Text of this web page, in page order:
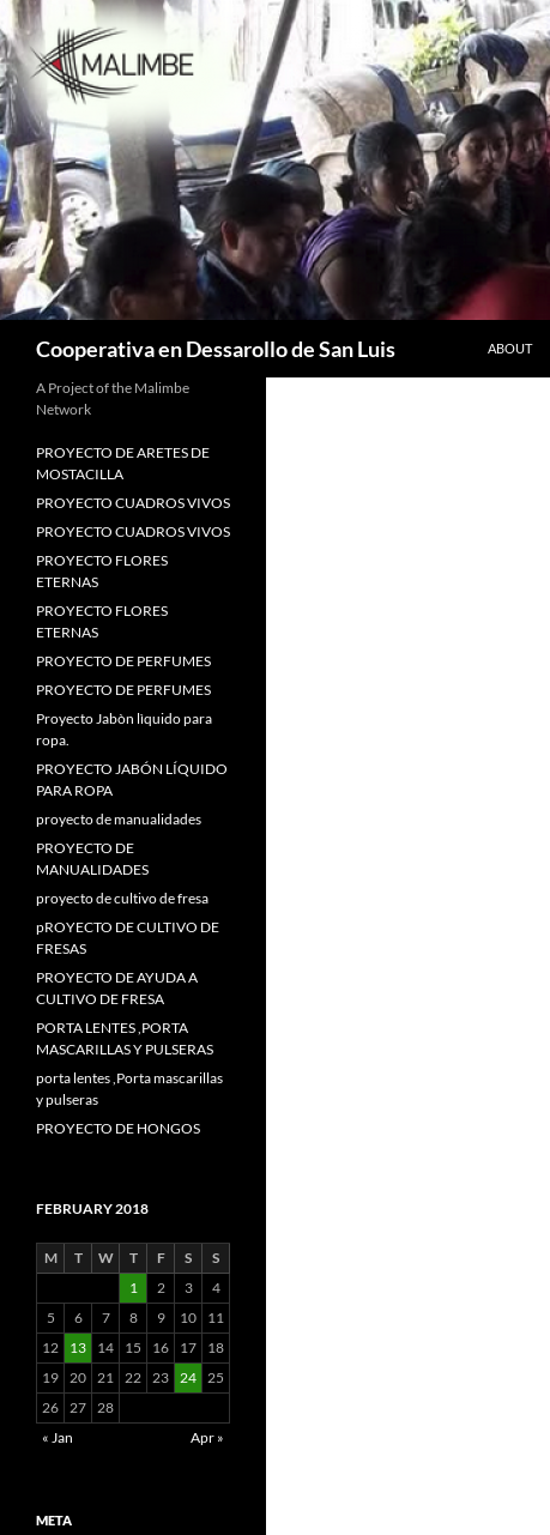
Skip
to
content
Cooperativa en Dessarollo de San Luis ABOUT
A Project of the Malimbe
Network
PROYECTO DE ARETES DE
MOSTACILLA
PROYECTO CUADROS VIVOS
PROYECTO CUADROS VIVOS
PROYECTO FLORES
ETERNAS
PROYECTO FLORES
ETERNAS
PROYECTO DE PERFUMES
PROYECTO DE PERFUMES
Proyecto Jabòn lìquido para
ropa.
PROYECTO JABÓN LÍQUIDO
PARA ROPA
proyecto de manualidades
PROYECTO DE
MANUALIDADES
proyecto de cultivo de fresa
pROYECTO DE CULTIVO DE
FRESAS
PROYECTO DE AYUDA A
CULTIVO DE FRESA
PORTA LENTES ,PORTA
MASCARILLAS Y PULSERAS
porta lentes ,Porta mascarillas
y pulseras
PROYECTO DE HONGOS
FEBRUARY 2018
M T W T F S
S
1
2 3
4
5
6 7 8 9 10
11
12
13 14 15 16 17
18
19 20 21 22 23 24 25
26 27 28
« Jan
Apr »
META